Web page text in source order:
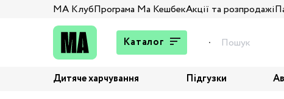
МА КлубПрограма Ма КешбекАкції та розпродажі
Каталог
Дитяче харчування Підгузки